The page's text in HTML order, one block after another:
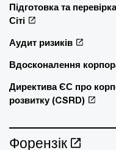
Підготовка та
Сіті
Аудит ризиків
Вдосконалення
Директива ЄС про
розвитку (CSRD)
Форензік